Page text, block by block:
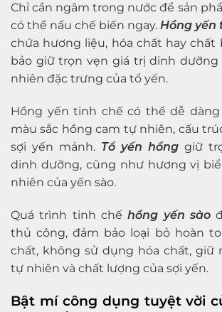
Chỉ cần ngâm trong nước để sản
có thể nấu chế biến ngay. Hồng yến
chứa hương liệu, hóa chất hay chất
bảo giữ trọn vẹn giá trị dinh
nhiên đặc trưng của tổ yến.
Hồng yến tinh chế có thể dễ
màu sắc hồng cam tự nhiên, cấu
sợi yến mảnh. Tổ yến hồng giữ
dinh dưỡng, cũng như hương vị
nhiên của yến sào.
Quá trình tinh chếhồng yến sào
thủ công, đảm bảo loại bỏ hoàn
chất, không sử dụng hóa chất, giữ
tự nhiên và chất lượng của sợi yến.
Bật mí công dụng tuyệt vời